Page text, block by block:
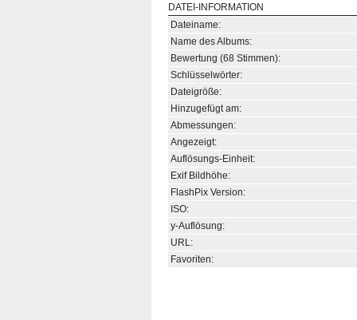
DATEI-INFORMATION
Dateiname:
Name des Albums:
Bewertung (68 Stimmen):
Schlüsselwörter:
Dateigröße:
Hinzugefügt am:
Abmessungen:
Angezeigt:
Auflösungs-Einheit:
Exif Bildhöhe:
FlashPix Version:
ISO:
y-Auflösung:
URL:
Favoriten: